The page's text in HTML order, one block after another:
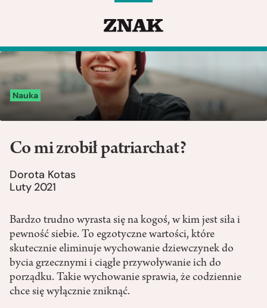
Nauka
Co mi zrobił patriarchat?
Dorota Kotas
Luty 2021
Bardzo trudno wyrasta się na kogoś, w kim jest siła i
pewność siebie. To egzotyczne wartości, które
skutecznie eliminuje wychowanie dziewczynek do
bycia grzecznymi i ciągłe przywoływanie ich do
porządku. Takie wychowanie sprawia, że codziennie
chce się wyłącznie zniknąć.